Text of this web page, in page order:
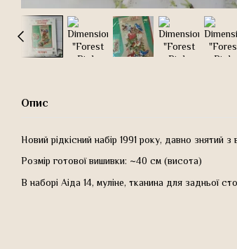
Опис
Новий рідкісний набір 1991 року, давно знятий з
Розмір готової вишивки: ~40 см (висота)
В наборі Аіда 14, муліне, тканина для задньої